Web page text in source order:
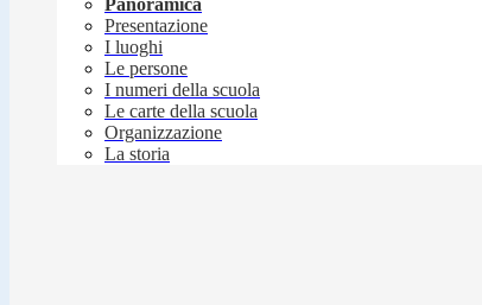
Panoramica
Presentazione
I luoghi
Le persone
I numeri della scuola
Le carte della scuola
Organizzazione
La storia